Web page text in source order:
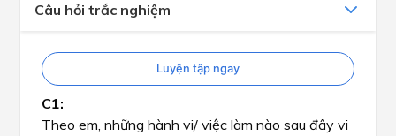
Câu hỏi trắc nghiệm
Luyện tập ngay
Theo em, những hành vi/ việc làm nào sau đây vi